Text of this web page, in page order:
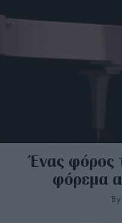
Ένας φόρος
φόρεμα
By